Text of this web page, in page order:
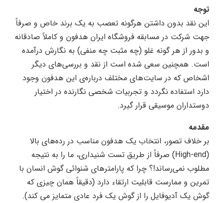
توجه
این نقد بدون داشتن هرگونه تعصب به یک برند خاص و صرفاً
جهت شرکت در مسابقه فروشگاه ایران هدفون و کاملاً صادقانه
و بدور از هر گونه غلو (چه مثبت چه منفی) به نگارش درآمده
است. همچنین سعی شده است از نقد و بررسی‌های دیگر
اشخاص که در سایت‌های مختلف درباره‌ی این هدفون وجود
دارد استفاده نگردد و تجربیات شخصی نگارنده در اختیار
دوستداران موسیقی قرار گیرد.
مقدمه
بر خلاف تصور، انتخاب یک هدفون مناسب در رده‌های بالا
(High‐end) صرفاً از طریق تست شنیداری، ما را به نتیجه
مطلوب نمی‌رساند!؟ چرا که پارامترهای شنوائی گوش انسان با
تمرین و ممارست قابلیت ارتقاء دارد (دقیقاً همان چیزی که
گوش یک آدیوفایل را از گوش یک فرد عادی متمایز می کند).